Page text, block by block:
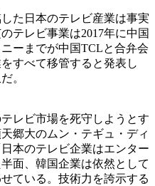
た日本のテレビ産業は事実
テレビ事業は2017年に中国
ーまでが中国TCLと合弁会
すべて移管すると発表し
。
レビ市場を死守しようとす
郷大のムン・テギュ・ディ
本のテレビ企業はエンター
面、韓国企業は依然として
ている。技術力を誇示する